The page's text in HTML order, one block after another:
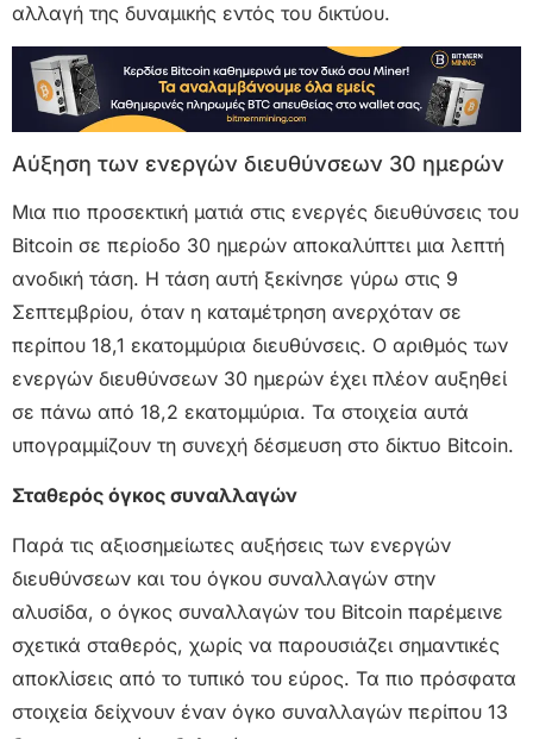
αλλαγή της δυναμικής εντός του δικτύου.
Αύξηση των ενεργών διευθύνσεων 30 ημερών
Μια πιο προσεκτική ματιά στις ενεργές διευθύνσεις του
Bitcoin σε περίοδο 30 ημερών αποκαλύπτει μια λεπτή
ανοδική τάση. Η τάση αυτή ξεκίνησε γύρω στις 9
Σεπτεμβρίου, όταν η καταμέτρηση ανερχόταν σε
περίπου 18,1 εκατομμύρια διευθύνσεις. Ο αριθμός των
ενεργών διευθύνσεων 30 ημερών έχει πλέον αυξηθεί
σε πάνω από 18,2 εκατομμύρια. Τα στοιχεία αυτά
υπογραμμίζουν τη συνεχή δέσμευση στο δίκτυο Bitcoin.
Σταθερός όγκος συναλλαγών
Παρά τις αξιοσημείωτες αυξήσεις των ενεργών
διευθύνσεων και του όγκου συναλλαγών στην
αλυσίδα, ο όγκος συναλλαγών του Bitcoin παρέμεινε
σχετικά σταθερός, χωρίς να παρουσιάζει σημαντικές
αποκλίσεις από το τυπικό του εύρος. Τα πιο πρόσφατα
στοιχεία δείχνουν έναν όγκο συναλλαγών περίπου 13